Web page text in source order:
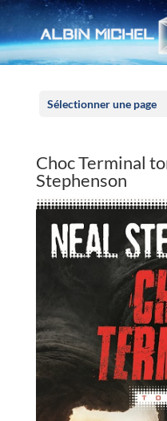
Sélectionner une page
Choc Terminal
Stephenson
Panneau de gestion des